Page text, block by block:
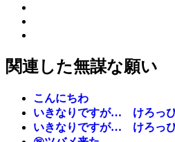
関連した無謀な願い
こんにちわ
いきなりですが… けろっ
いきなりですが… けろっ